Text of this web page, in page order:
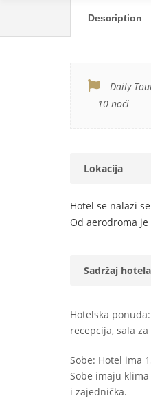
Description
Daily
10 noći
Lokacija
Hotel se nalazi
Od aerodroma
Sadržaj hotela
Hotelska ponuda:
recepcija, sala
Sobe: Hotel ima
Sobe imaju
i zajednička.